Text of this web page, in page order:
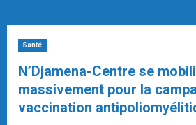
Santé
N’Djamena-Centre se
massivement pour la
vaccination